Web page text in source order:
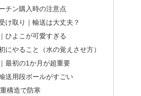
チン購入時の注意点
け取り｜輸送は大丈夫？
ひよこが可愛すぎる
にやること（水の覚えさせ方）
最初の1か月が超重要
送用段ボールがすごい
構造で防寒